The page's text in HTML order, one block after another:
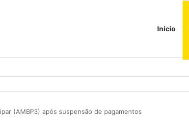
Início
(AMBP3) após suspensão de pagamentos